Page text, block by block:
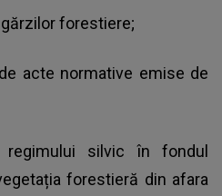
forestiere;
acte normative emise de
regimului silvic în fondul
forestieră din afara